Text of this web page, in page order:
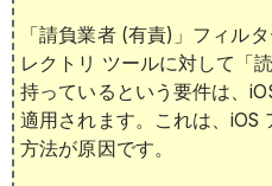
「請負業者 (有責)」フィル
レクトリ ツールに対して「
持っているという要件は、
適用されます。これは、iOS
方法が原因です。